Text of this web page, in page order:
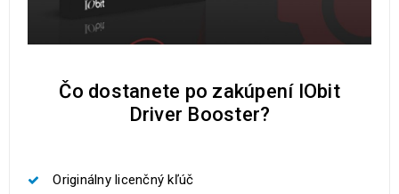
Čo dostanete po zakúpení IObit
Driver Booster?
Originálny licenčný kľúč